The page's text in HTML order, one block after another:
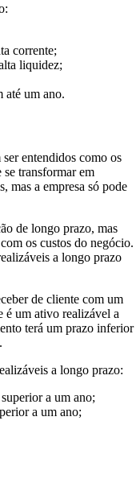
corrente;
liquidez;
até um ano.
ser entendidos como os
se transformar em
mas a empresa só pode
de longo prazo, mas
os custos do negócio.
a longo prazo
de cliente com um
é um ativo realizável a
terá um prazo inferior
a longo prazo:
a um ano;
a um ano;